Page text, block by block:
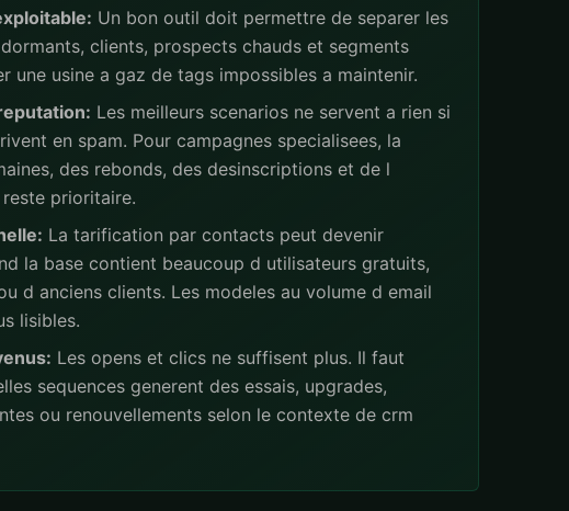
Un bon outil doit permettre de separer les
clients, prospects chauds et segments
une usine a gaz de tags impossibles a maintenir.
Les meilleurs scenarios ne servent a rien si
en spam. Pour campagnes specialisees, la
des rebonds, des desinscriptions et de l
prioritaire.
La tarification par contacts peut devenir
la base contient beaucoup d utilisateurs gratuits,
d anciens clients. Les modeles au volume d email
lisibles.
Les opens et clics ne suffisent plus. Il faut
sequences generent des essais, upgrades,
ou renouvellements selon le contexte de crm